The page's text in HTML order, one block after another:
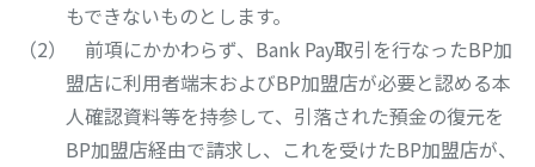
もできないものとします。
前項にかかわらず、Bank Pay取引を行なったBP加
盟店に利用者端末およびBP加盟店が必要と認める本
人確認資料等を持参して、引落された預金の復元を
BP加盟店経由で請求し、これを受けたBP加盟店が、